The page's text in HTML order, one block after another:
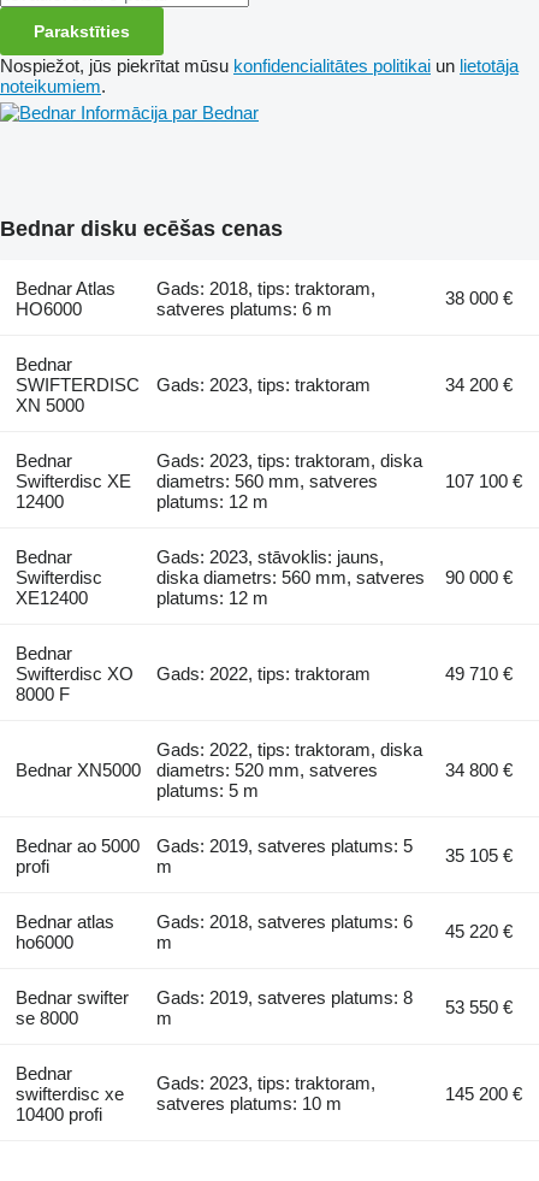
Parakstīties
Nospiežot, jūs piekrītat mūsu konfidencialitātes politikai un lietotāja
noteikumiem.
Informācija par Bednar
Bednar disku ecēšas cenas
Bednar Atlas
HO6000
Gads: 2018, tips: traktoram,
satveres platums: 6 m
38 000 €
Bednar
SWIFTERDISC
XN 5000
Gads: 2023, tips: traktoram 34 200 €
Bednar
Swifterdisc XE
12400
Gads: 2023, tips: traktoram, diska
diametrs: 560 mm, satveres
platums: 12 m
107 100 €
Bednar
Swifterdisc
XE12400
Gads: 2023, stāvoklis: jauns,
diska diametrs: 560 mm, satveres
platums: 12 m
90 000 €
Bednar
Swifterdisc XO
8000 F
Gads: 2022, tips: traktoram 49 710 €
Bednar XN5000
Gads: 2022, tips: traktoram, diska
diametrs: 520 mm, satveres
platums: 5 m
34 800 €
Bednar ao 5000
profi
Gads: 2019, satveres platums: 5
m
35 105 €
Bednar atlas
ho6000
Gads: 2018, satveres platums: 6
m
45 220 €
Bednar swifter
se 8000
Gads: 2019, satveres platums: 8
m
53 550 €
Bednar
swifterdisc xe
10400 profi
Gads: 2023, tips: traktoram,
satveres platums: 10 m
145 200 €